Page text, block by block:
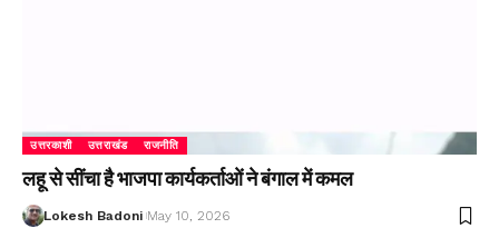
उत्तरकाशी उत्तराखंड राजनीति
लहू से सींचा है भाजपा कार्यकर्ताओं ने बंगाल में कमल
Lokesh Badoni May 10, 2026